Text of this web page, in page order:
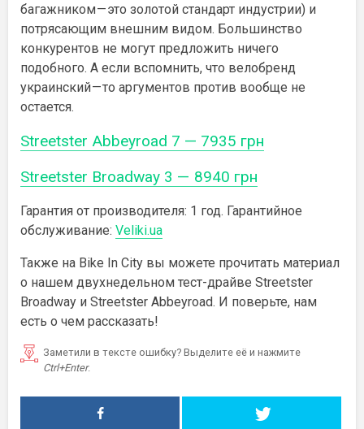
багажником — это золотой стандарт индустрии) и
потрясающим внешним видом. Большинство
конкурентов не могут предложить ничего
подобного. А если вспомнить, что велобренд
украинский — то аргументов против вообще не
остается.
Streetster Abbeyroad 7 — 7935 грн
Streetster Broadway 3 — 8940 грн
Гарантия от производителя: 1 год. Гарантийное
обслуживание: Veliki.ua
Также на Bike In City вы можете прочитать материал
о нашем двухнедельном тест-драйве Streetster
Broadway и Streetster Abbeyroad. И поверьте, нам
есть о чем рассказать!
Заметили в тексте ошибку? Выделите её и нажмите
Ctrl+Enter.